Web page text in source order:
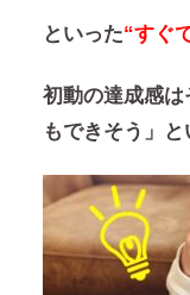
といった“すぐ
初動の達成感は
もできそう」